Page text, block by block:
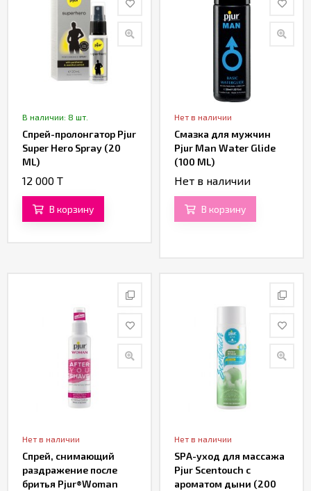
В наличии: 8 шт.
Спрей-пролонгатор Pjur
Super Hero Spray (20
ML)
12 000 T
В корзину
Нет в наличии
Смазка для мужчин
Pjur Man Water Glide
(100 ML)
Нет в наличии
В корзину
Нет в наличии
Спрей, снимающий
раздражение после
бритья Pjur®Woman
Нет в наличии
SPA-уход для массажа
Pjur Scentouch с
ароматом дыни (200